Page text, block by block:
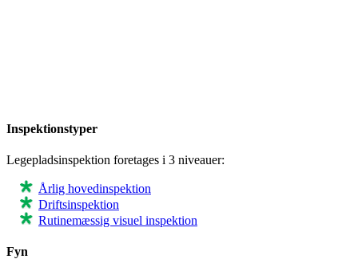
Inspektionstyper
Legepladsinspektion foretages i 3 niveauer:
Årlig hovedinspektion
Driftsinspektion
Rutinemæssig visuel inspektion
Fyn